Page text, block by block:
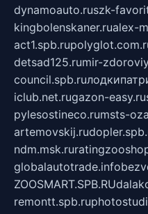
dynamoauto.ruszk-
kingbolenskaner.rualex-
act1.spb.ru
detsad125.rumir-
council.spb.ru
iclub.net.rugazon-easy.ru
pylesostineco.rumsts-
artemovskij.ru
ndm.msk.ru
globalautotrade.info
ZOOSMART.SPB.RU
remontt.spb.ru